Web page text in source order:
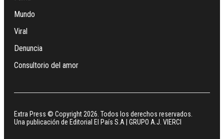
Mundo
Viral
Denuncia
Consultorio del amor
Extra Press © Copyright 2026. Todos los derechos reservados.
Una publicación de Editorial El País S.A | GRUPO A.J. VIERCI